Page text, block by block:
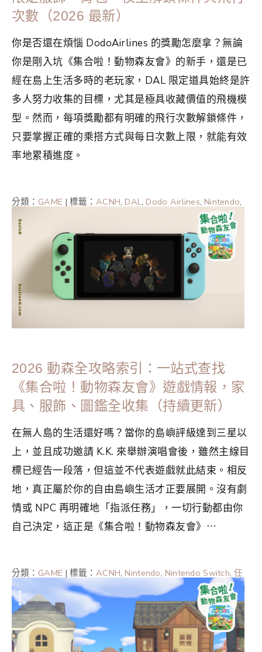
次數（2026 最新）
你是否還在煩惱 DodoAirlines 的獎勵怎麼拿？無論
你是剛入坑《集合啦！動物森友會》的新手，還是已
經在島上生活多時的老玩家，DAL 限定道具始終是許
多人努力收集的目標，尤其是極具收藏價值的飛機模
型。然而，每項獎勵都有明確的飛行次數解鎖條件，
只要掌握正確的乘搭方式與每日次數上限，就能有效
率地累積進度。
分類： GAME |標籤：ACNH, DAL, Dodo Airlines, Nintendo,
Nintendo Switch
動森攻略
2024
動森攻略2025,集合啦動物森友會
2026 動森全攻略索引：一站式查找
《集合啦！動物森友會》遊戲情報，家
具、服飾、圖鑑全收集（持續更新）
在無人島的生活還好嗎？當你的島嶼評級達到三星以
上，並且成功邀請 K.K. 來舉辦演唱會後，雖然主線目
標已經告一段落，但這並不代表遊戲就此結束。相反
地，真正屬於你的自由島嶼生活才正要展開。沒有劇
情或 NPC 再明確地「指派任務」，一切行動都由你
自己決定，這正是《集合啦！動物森友會》⋯
分類： GAME |標籤：ACNH, Nintendo, Nintendo Switch,任
天堂
動森情報,動森攻略, 動森攻略2023,動森攻略2024,
動
森攻略2025,集合啦動物森友會